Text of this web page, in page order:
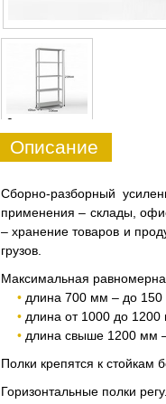
0
Описание
Сборно-разборный
применения – склады,
– хранение товаров и
грузов.
Максимальная
длина 700 мм – до 150
длина от 1000 до 1200
длина свыше 1200 мм
Полки крепятся к
Горизонтальные полки